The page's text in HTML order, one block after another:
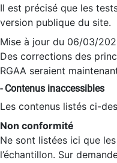
Il est précisé que les
version publique du site.
Mise à jour du 06/03/
Des corrections des
RGAA seraient
- Contenus inaccessibles
Les contenus listés ci-
Non conformité
Ne sont listées ici que
l’échantillon. Sur